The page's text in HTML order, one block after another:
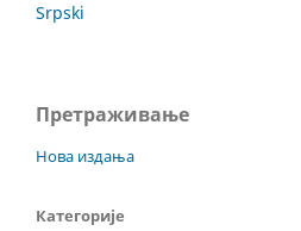
Srpski
Претраживање
Нова издања
Категорије